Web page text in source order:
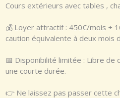
Cours extérieurs avec tables ,
💰 Loyer attractif : 450€/mois +
caution équivalente à deux mois
📅 Disponibilité limitée : Libre
une courte durée.
👉 Ne laissez pas passer cette